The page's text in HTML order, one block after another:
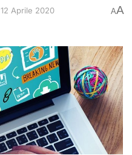
12 Aprile 2020 AA